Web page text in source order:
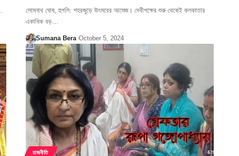
সোমনাথ ঘোষ, হুগলি: শহরজুড়ে উৎসবের আমেজ। দেবীপক্ষের শুরু থেকেই কলকাতার
একাধিক বড়…
Sumana Bera October 5, 2024
রাজনীতি